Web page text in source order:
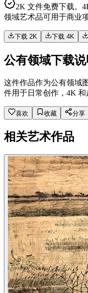
2K 文件免费下载。
领域艺术品可用于商业项
下载 2K 下载 4K
公有领域下载说
这件作品作为公有领域
件用于日常创作，4K 和
喜欢 收藏 分享
相关艺术作品